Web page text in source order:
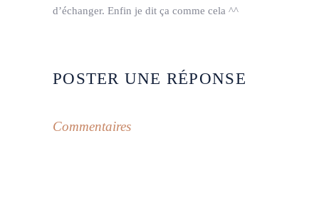
d’échanger. Enfin je dit ça comme cela ^^
POSTER UNE RÉPONSE